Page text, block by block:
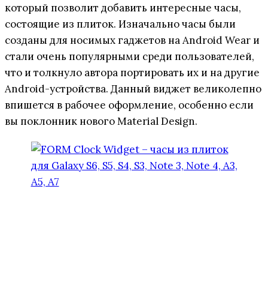
который позволит добавить интересные часы,
состоящие из плиток. Изначально часы были
созданы для носимых гаджетов на Android Wear и
стали очень популярными среди пользователей,
что и толкнуло автора портировать их и на другие
Android-устройства. Данный виджет великолепно
впишется в рабочее оформление, особенно если
вы поклонник нового Material Design.